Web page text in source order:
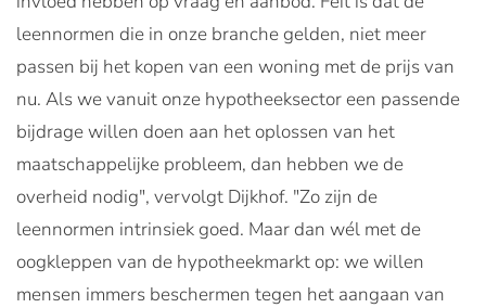
leennormen die in onze branche gelden, niet meer
passen bij het kopen van een woning met de prijs van
nu. Als we vanuit onze hypotheeksector een passende
bijdrage willen doen aan het oplossen van het
maatschappelijke probleem, dan hebben we de
overheid nodig", vervolgt Dijkhof. "Zo zijn de
leennormen intrinsiek goed. Maar dan wél met de
oogkleppen van de hypotheekmarkt op: we willen
mensen immers beschermen tegen het aangaan van